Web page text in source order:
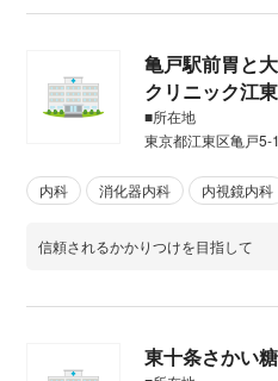
亀戸駅前胃と
クリニック江
■所在地
東京都江東区亀戸5-
内科 消化器内科 内視鏡内科
信頼されるかかりつけを目指して
東十条さかい